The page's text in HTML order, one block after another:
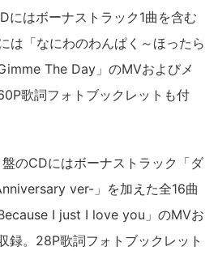
にはボーナストラック1曲を含む
は「なにわのわんぱく～ほったら
The Day」のMVおよびメ
歌詞フォトブックレットも付
のCDにはボーナストラック「ダ
ver-」を加えた全16曲
I just I love you」のMVお
録。28P歌詞フォトブックレット